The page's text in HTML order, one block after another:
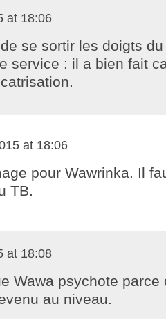
at 18:06
se sortir les doigts
service : il a bien fait
at 18:06
pour Wawrinka. Il
TB.
at 18:08
Wawa psychote parce
au niveau.